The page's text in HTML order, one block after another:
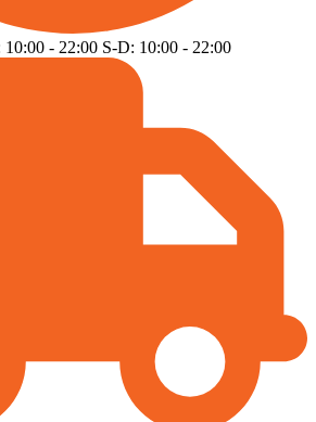
10:00 - 22:00 S-D: 10:00 - 22:00